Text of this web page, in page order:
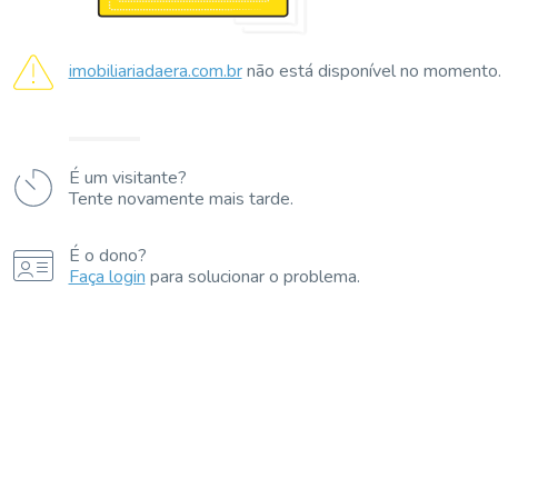
imobiliariadaera.com.brnão está disponível no momento.
É um visitante?
Tente novamente mais tarde.
É o dono?
Faça login para solucionar o problema.